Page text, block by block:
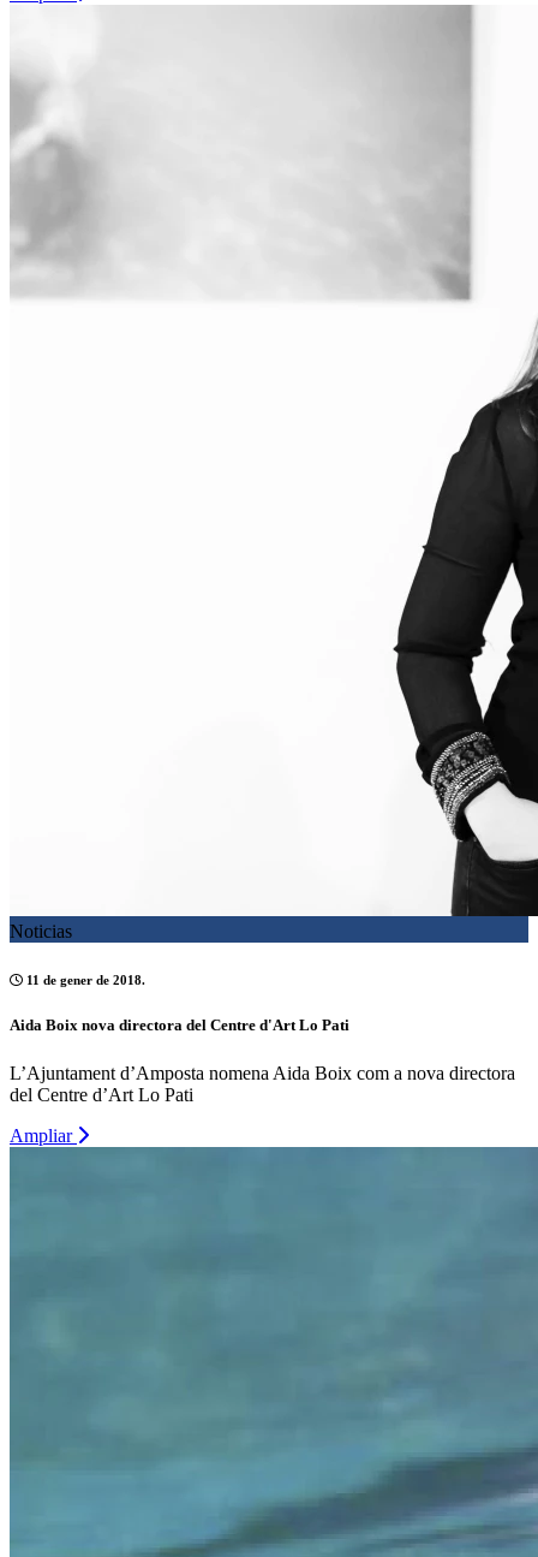
Noticias
11 de gener de 2018.
Aida Boix nova directora del Centre d'Art Lo Pati
L’Ajuntament d’Amposta nomena Aida Boix com a nova directora
del Centre d’Art Lo Pati
Ampliar